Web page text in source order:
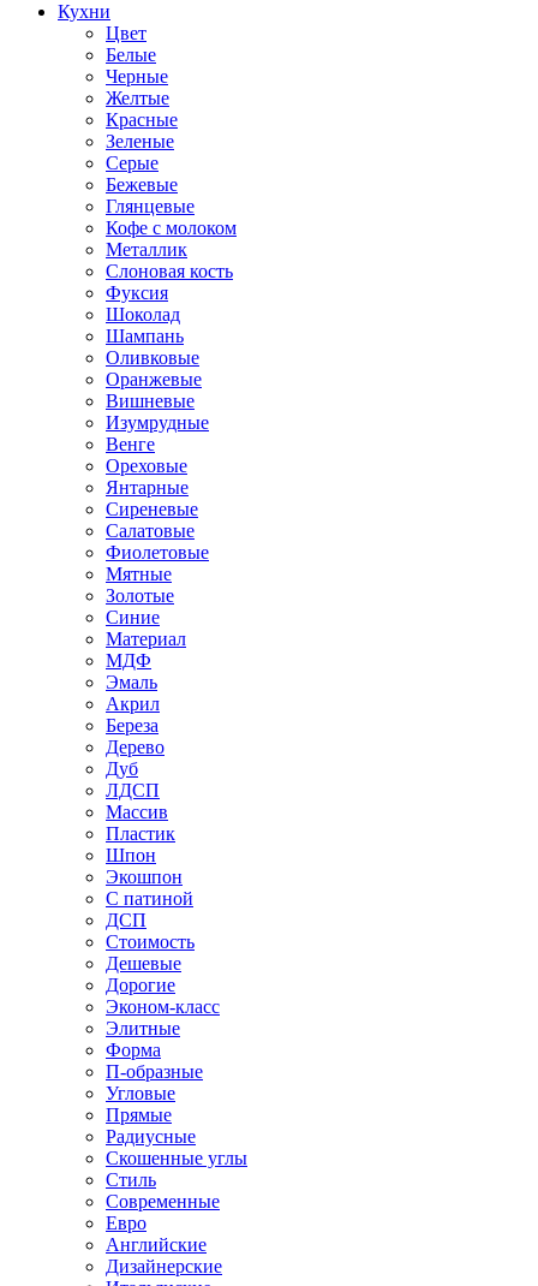
Кухни
Цвет
Белые
Черные
Желтые
Красные
Зеленые
Серые
Бежевые
Глянцевые
Кофе с молоком
Металлик
Слоновая кость
Фуксия
Шоколад
Шампань
Оливковые
Оранжевые
Вишневые
Изумрудные
Венге
Ореховые
Янтарные
Сиреневые
Салатовые
Фиолетовые
Мятные
Золотые
Синие
Материал
МДФ
Эмаль
Акрил
Береза
Дерево
Дуб
ЛДСП
Массив
Пластик
Шпон
Экошпон
С патиной
ДСП
Стоимость
Дешевые
Дорогие
Эконом-класс
Элитные
Форма
П-образные
Угловые
Прямые
Радиусные
Скошенные углы
Стиль
Современные
Евро
Английские
Дизайнерские